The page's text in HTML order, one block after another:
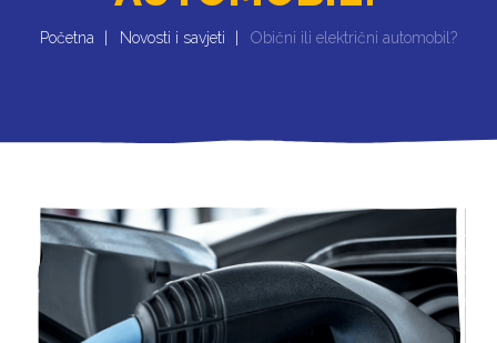
Početna Novosti i savjeti Obični ili električni automobil?